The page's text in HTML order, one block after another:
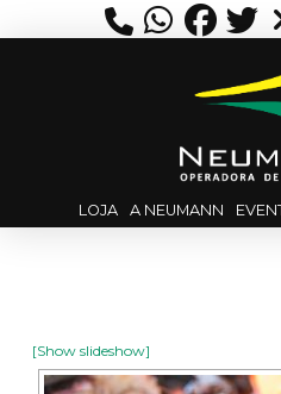
LOJA A NEUMANN
[Show slideshow]